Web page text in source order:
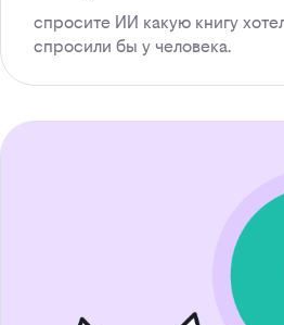
спросите ИИ какую книгу
спросили бы у человека.